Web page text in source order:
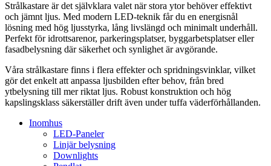
Strålkastare är det självklara valet när stora ytor behöver effektivt
och jämnt ljus. Med modern LED-teknik får du en energisnål
lösning med hög ljusstyrka, lång livslängd och minimalt underhåll.
Perfekt för idrottsarenor, parkeringsplatser, byggarbetsplatser eller
fasadbelysning där säkerhet och synlighet är avgörande.
Våra strålkastare finns i flera effekter och spridningsvinklar, vilket
gör det enkelt att anpassa ljusbilden efter behov, från bred
ytbelysning till mer riktat ljus. Robust konstruktion och hög
kapslingsklass säkerställer drift även under tuffa väderförhållanden.
Inomhus
LED-Paneler
Linjär belysning
Downlights